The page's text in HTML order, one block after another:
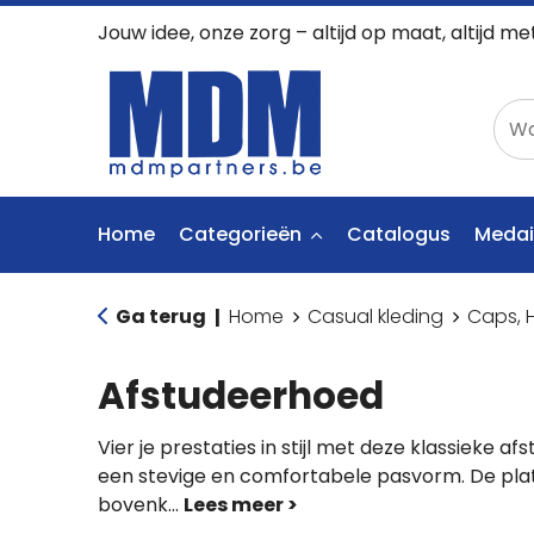
Jouw idee, onze zorg – altijd op maat, altijd
Home Categorieën Catalogus
Ga terug | Home Casual kleding Caps,
Afstudeerhoed
Vier je prestaties in stijl met deze klassieke
een stevige en comfortabele pasvorm. De
bovenk...